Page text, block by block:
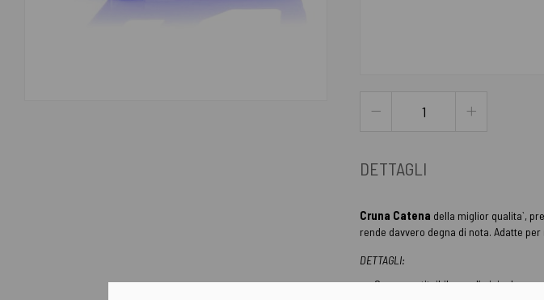
DETTAGLI
Cruna Catena della miglior qualita`,
rende davvero degna di nota. Adatte
DETTAGLI:
Cruna sostituibile con l’originale